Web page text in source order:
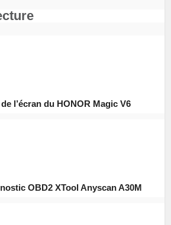
l’écran du HONOR Magic V6
OBD2 XTool Anyscan A30M